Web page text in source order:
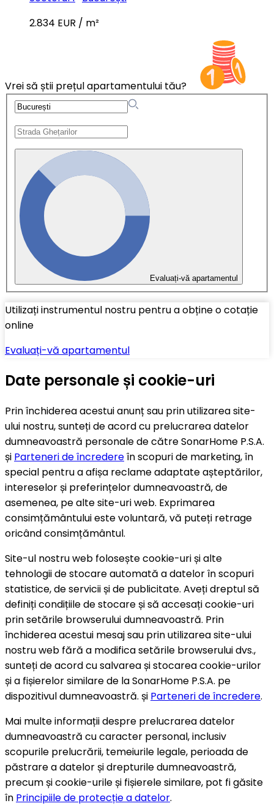
2.834 EUR / m²
Vrei să știi prețul apartamentului tău?
Evaluați-vă apartamentul
Utilizați instrumentul nostru pentru a obține o cotație
online
Evaluați-vă apartamentul
Date personale și cookie-uri
Prin închiderea acestui anunț sau prin utilizarea site-
ului nostru, sunteți de acord cu prelucrarea datelor
dumneavoastră personale de către SonarHome P.S.A.
și Parteneri de încredereîn scopuri de marketing, în
special pentru a afișa reclame adaptate așteptărilor,
intereselor și preferințelor dumneavoastră, de
asemenea, pe alte site-uri web. Exprimarea
consimțământului este voluntară, vă puteți retrage
oricând consimțământul.
Site-ul nostru web folosește cookie-uri și alte
tehnologii de stocare automată a datelor în scopuri
statistice, de servicii și de publicitate. Aveți dreptul să
definiți condițiile de stocare și să accesați cookie-uri
prin setările browserului dumneavoastră. Prin
închiderea acestui mesaj sau prin utilizarea site-ului
nostru web fără a modifica setările browserului dvs.,
sunteți de acord cu salvarea și stocarea cookie-urilor
și a fișierelor similare de la SonarHome P.S.A. pe
dispozitivul dumneavoastră. și Parteneri de încredere.
Mai multe informații despre prelucrarea datelor
dumneavoastră cu caracter personal, inclusiv
scopurile prelucrării, temeiurile legale, perioada de
păstrare a datelor și drepturile dumneavoastră,
precum și cookie-urile și fișierele similare, pot fi găsite
în Principiile de protecție a datelor.